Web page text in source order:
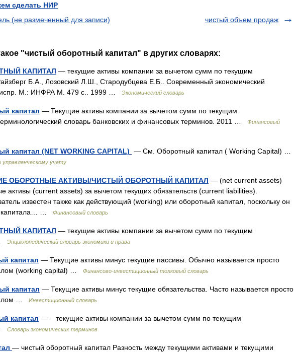
сделать НИР
(не размеченный для записи)
чистый объем продаж
"чистый оборотный капитал" в других словарях:
КАПИТАЛ — текущие активы компании за вычетом сумм по текущим
Б.А., Лозовский Л.Ш., Стародубцева Е.Б.. Современный экономический
испр. М.: ИНФРА М. 479 с.. 1999 …
Экономический словарь
капитал — Текущие активы компании за вычетом сумм по текущим
словарь банковских и финансовых терминов. 2011 …
Финансовый
капитал (NET WORKING CAPITAL) — См. Оборотный капитал ( Working Capital) …
учету
ОБОРОТНЫЕ АКТИВЫ/ЧИСТЫЙ ОБОРОТНЫЙ КАПИТАЛ — (net current assets)
активы (current assets) за вычетом текущих обязательств (current liabilities).
известен также как действующий (working) или оборотный капитал, поскольку он
капитала… …
Финансовый словарь
КАПИТАЛ — текущие активы компании за вычетом сумм по текущим
Энциклопедический словарь экономики и права
капитал — Текущие активы минус текущие пассивы. Обычно называется просто
(working capital) …
Финансово-инвестиционный толковый словарь
капитал — Текущие активы минус текущие обязательства. Часто называется просто
…
Инвестиционный словарь
капитал — текущие активы компании за вычетом сумм по текущим
Словарь экономических терминов
— чистый оборотный капитал Разность между текущими активами и текущими